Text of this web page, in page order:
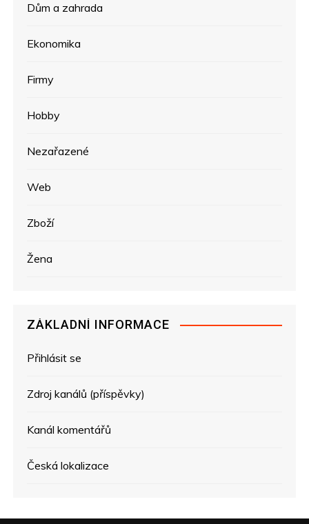
Dům a zahrada
Ekonomika
Firmy
Hobby
Nezařazené
Web
Zboží
Žena
ZÁKLADNÍ INFORMACE
Přihlásit se
Zdroj kanálů (příspěvky)
Kanál komentářů
Česká lokalizace